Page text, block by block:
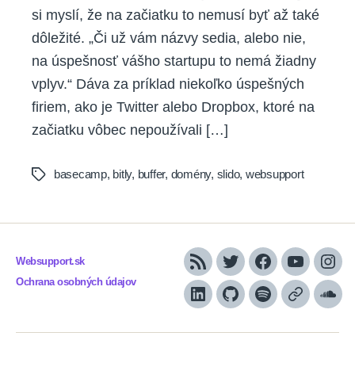
si myslí, že na začiatku to nemusí byť až také
dôležité. „Či už vám názvy sedia, alebo nie,
na úspešnosť vášho startupu to nemá žiadny
vplyv.“ Dáva za príklad niekoľko úspešných
firiem, ako je Twitter alebo Dropbox, ktoré na
začiatku vôbec nepoužívali […]
Tags basecamp, bitly, buffer, domény, slido, websupport
Websupport.sk
Ochrana osobných údajov
RSS TwitterFacebook
YouTube
LinkedInGitHubSpotifyApple